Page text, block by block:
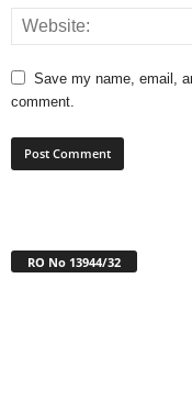
Save my name, email,
comment.
RO No 13944/32